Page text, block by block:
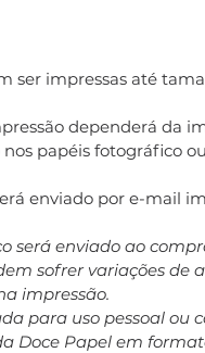
ser impressas até
dependerá da
papéis fotográfico
enviado por e-mail
será enviado ao
sofrer variações
impressão.
para uso pessoal ou
Doce Papel em